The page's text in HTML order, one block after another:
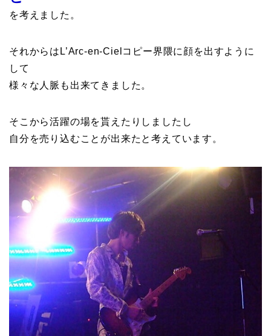
を考えました。
それからはL’Arc-en-Cielコピー界隈に顔を出すように
して
様々な人脈も出来てきました。
そこから活躍の場を貰えたりしましたし
自分を売り込むことが出来たと考えています。